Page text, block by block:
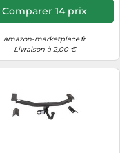
Comparer 14 prix
amazon-marketplace.fr
Livraison à 2,00 €